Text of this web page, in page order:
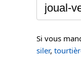
Si vous
siler,